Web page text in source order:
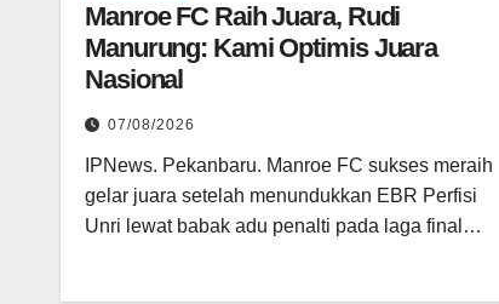
Manroe FC Raih Juara, Rudi
Manurung: Kami Optimis Juara
Nasional
07/08/2026
IPNews. Pekanbaru. Manroe FC sukses meraih
gelar juara setelah menundukkan EBR Perfisi
Unri lewat babak adu penalti pada laga final…